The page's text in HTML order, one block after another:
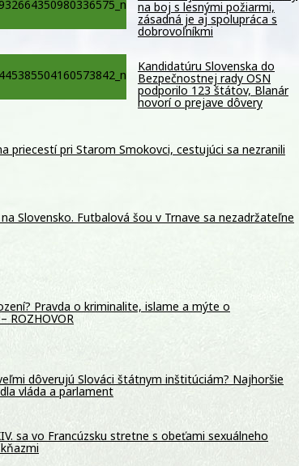
na boj s lesnými požiarmi,
zásadná je aj spolupráca s
dobrovoľníkmi
Kandidatúru Slovenska do
Bezpečnostnej rady OSN
podporilo 123 štátov, Blanár
hovorí o prejave dôvery
priecestí pri Starom Smokovci, cestujúci sa nezranili
Slovensko. Futbalová šou v Trnave sa nezadržateľne
Pravda o kriminalite, islame a mýte o
ROZHOVOR
dôverujú Slováci štátnym inštitúciám? Najhoršie
vláda a parlament
sa vo Francúzsku stretne s obeťami sexuálneho